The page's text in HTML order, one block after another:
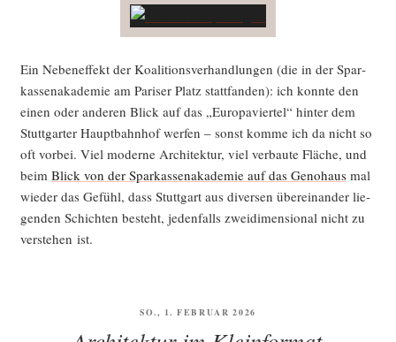
Ein Neben­ef­fekt der Koali­ti­ons­ver­hand­lun­gen (die in der Spar­
kas­sen­aka­de­mie am Pari­ser Platz statt­fan­den): ich konn­te den
einen oder ande­ren Blick auf das „Euro­pa­vier­tel“ hin­ter dem
Stutt­gar­ter Haupt­bahn­hof wer­fen – sonst kom­me ich da nicht so
oft vor­bei. Viel moder­ne Archi­tek­tur, viel ver­bau­te Flä­che, und
beim Blick von der Spar­kas­sen­aka­de­mie auf das Gen­o­hausmal
wie­der das Gefühl, dass Stutt­gart aus diver­sen über­ein­an­der lie­
gen­den Schich­ten besteht, jeden­falls zwei­di­men­sio­nal nicht zu
ver­ste­hen ist.
VERÖFFENTLICHT
SO., 1. FEBRUAR 2026